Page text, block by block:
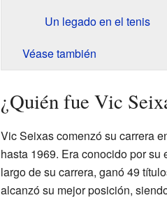
Un legado en el tenis
Véase también
¿Quién fue Vic
Vic Seixas comenzó su carrera
hasta 1969. Era conocido por
largo de su carrera, ganó 49
alcanzó su mejor posición,